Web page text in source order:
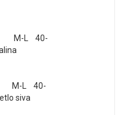
M-L 40-
M-L 40-
siva